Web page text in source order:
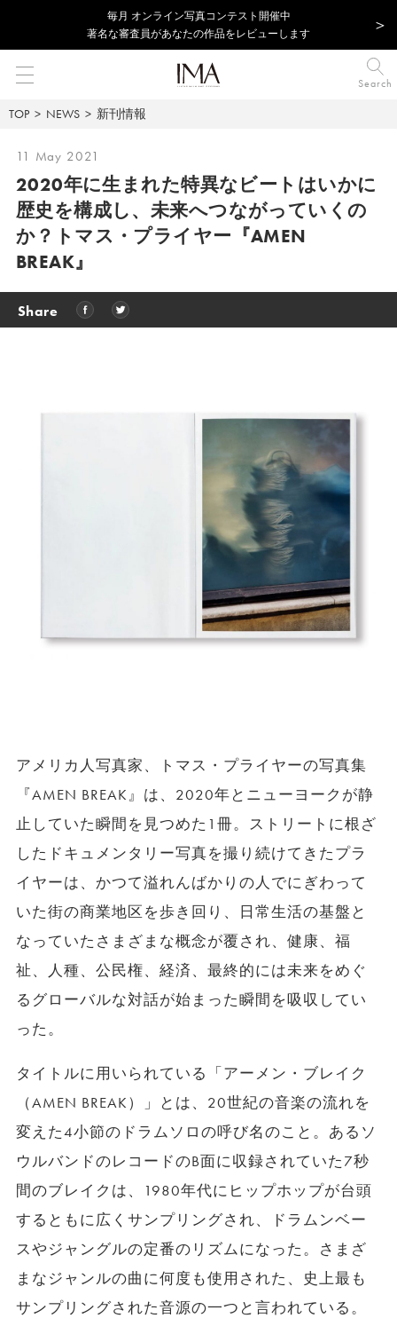
毎⽉ オンライン写真コンテスト開催中
著名な審査員があなたの作品をレビューします
Search
TOP NEWS 新刊情報
11 May 2021
2020年に生まれた特異なビートはいかに
歴史を構成し、未来へつながっていくの
か？トマス・プライヤー『AMEN
BREAK』
Share
アメリカ人写真家、トマス・プライヤーの写真集
『AMEN BREAK』は、2020年とニューヨークが静
止していた瞬間を見つめた1冊。ストリートに根ざ
したドキュメンタリー写真を撮り続けてきたプラ
イヤーは、かつて溢れんばかりの人でにぎわって
いた街の商業地区を歩き回り、日常生活の基盤と
なっていたさまざまな概念が覆され、健康、福
祉、人種、公民権、経済、最終的には未来をめぐ
るグローバルな対話が始まった瞬間を吸収してい
った。
タイトルに用いられている「アーメン・ブレイク
（AMEN BREAK）」とは、20世紀の音楽の流れを
変えた4小節のドラムソロの呼び名のこと。あるソ
ウルバンドのレコードのB面に収録されていた7秒
間のブレイクは、1980年代にヒップホップが台頭
するともに広くサンプリングされ、ドラムンベー
スやジャングルの定番のリズムになった。さまざ
まなジャンルの曲に何度も使用された、史上最も
サンプリングされた音源の一つと言われている。